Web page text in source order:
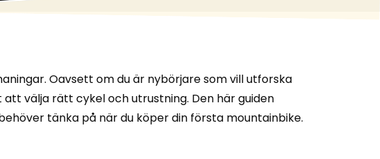
Oavsett om du är nybörjare som vill utforska
välja rätt cykel och utrustning. Den här guiden
tänka på när du köper din första mountainbike.